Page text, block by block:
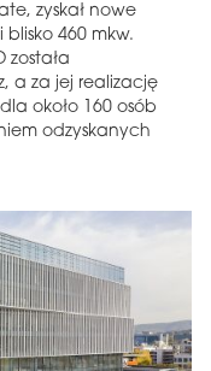
zyskał nowe
460 mkw.
została
a za jej realizację
około 160 osób
odzyskanych